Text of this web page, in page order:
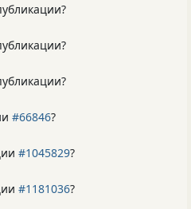
#66846?
#1045829?
#1181036?